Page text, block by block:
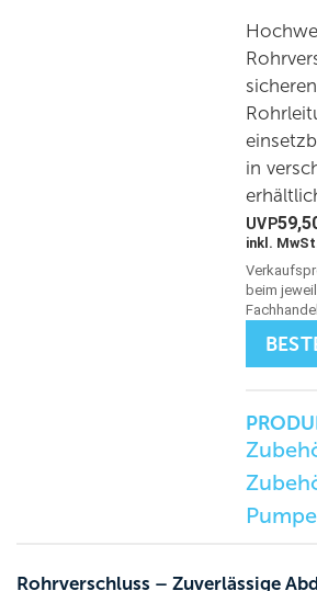
in
inkl.
Rohrverschluss – Zuverlässige